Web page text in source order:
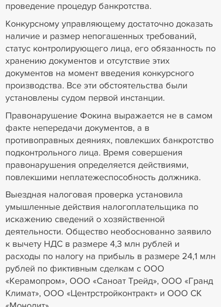
проведение процедур банкротства.
Конкурсному управляющему достаточно доказать
наличие и размер непогашенных требований,
статус контролирующего лица, его обязанность по
хранению документов и отсутствие этих
документов на момент введения конкурсного
производства. Все эти обстоятельства были
установлены судом первой инстанции.
Правонарушение Фокина выражается не в самом
факте непередачи документов, а в
противоправных деяниях, повлекших банкротство
подконтрольного лица. Время совершения
правонарушения определяется действиями,
повлекшими неплатежеспособность должника.
Выездная налоговая проверка установила
умышленные действия налогоплательщика по
искажению сведений о хозяйственной
деятельности. Общество необоснованно заявило
к вычету НДС в размере 4,3 млн рублей и
расходы по налогу на прибыль в размере 24,1 млн
рублей по фиктивным сделкам с ООО
«Керамопром», ООО «Саноат Трейд», ООО «Гранд
Климат», ООО «Центрстройконтракт» и ООО СК